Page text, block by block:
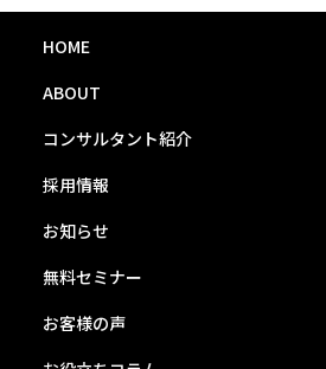
HOME
ABOUT
コンサルタント紹介
採用情報
お知らせ
無料セミナー
お客様の声